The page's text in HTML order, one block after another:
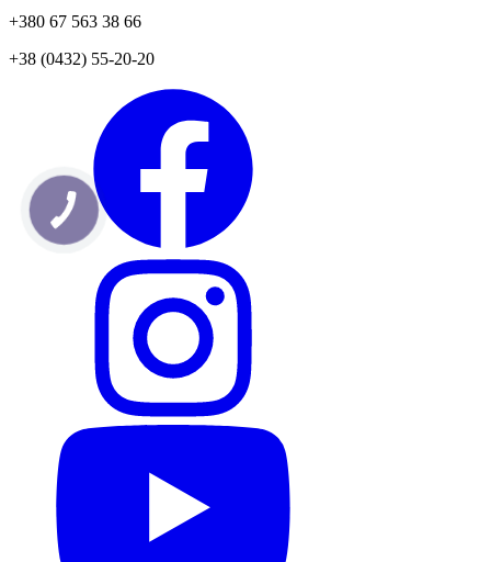
+380 67 563 38 66
+38 (0432) 55-20-20